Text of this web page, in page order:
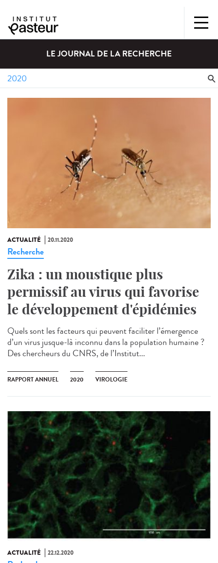
LE JOURNAL DE LA RECHERCHE
ACTUALITÉ 20.11.2020
Recherche
Zika : un moustique plus
permissif au virus qui favorise
le développement d'épidémies
Quels sont les facteurs qui peuvent faciliter l’émergence
d’un virus jusque-là inconnu dans la population humaine ?
Des chercheurs du CNRS, de l’Institut...
RAPPORT ANNUEL 2020 VIROLOGIE
ACTUALITÉ 22.12.2020